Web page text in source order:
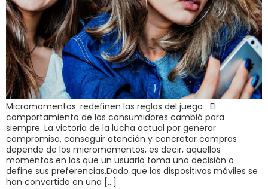
Micromomentos: redefinen las reglas del juego El
comportamiento de los consumidores cambió para
siempre. La victoria de la lucha actual por generar
compromiso, conseguir atención y concretar compras
depende de los micromomentos, es decir, aquellos
momentos en los que un usuario toma una decisión o
define sus preferencias.Dado que los dispositivos móviles se
han convertido en una […]